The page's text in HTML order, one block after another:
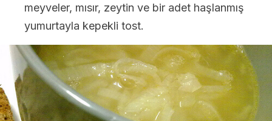
meyveler, mısır, zeytin ve bir adet haşlanmış
yumurtayla kepekli tost.